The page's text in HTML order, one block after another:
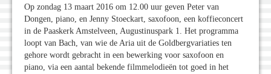
Op zondag 13 maart 2016 om 12.00 uur geven Peter van
Dongen, piano, en Jenny Stoeckart, saxofoon, een koffieconcert
in de Paaskerk Amstelveen, Augustinuspark 1. Het programma
loopt van Bach, van wie de Aria uit de Goldbergvariaties ten
gehore wordt gebracht in een bewerking voor saxofoon en
piano, via een aantal bekende filmmelodieën tot goed in het